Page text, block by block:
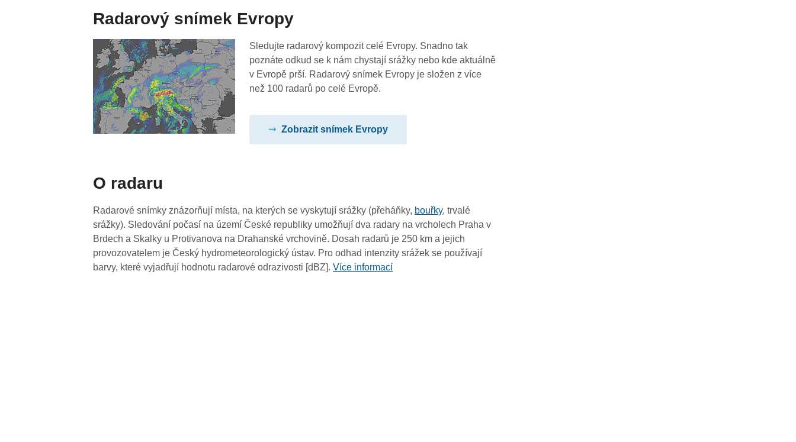
19:20
19:10
19:00
17:20
17:10
17:00
16:50
Radarový snímek Evropy
Sledujte radarový kompozit celé Evropy. Snadno tak
poznáte odkud se k nám chystají srážky nebo kde aktuálně
v Evropě prší. Radarový snímek Evropy je složen z více
než 100 radarů po celé Evropě.
Zobrazit snímek Evropy
O radaru
Radarové snímky znázorňují místa, na kterých se vyskytují srážky (přeháňky, bouřky, trvalé
srážky). Sledování počasí na území České republiky umožňují dva radary na vrcholech Praha v
Brdech a Skalky u Protivanova na Drahanské vrchovině. Dosah radarů je 250 km a jejich
provozovatelem je Český hydrometeorologický ústav. Pro odhad intenzity srážek se používají
barvy, které vyjadřují hodnotu radarové odrazivosti [dBZ].Více informací